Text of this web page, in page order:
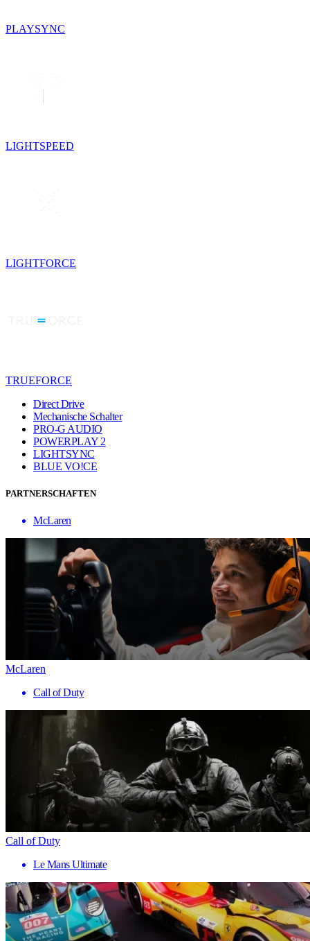
PLAYSYNC
LIGHTSPEED
LIGHTFORCE
TRUEFORCE
Direct Drive
Mechanische Schalter
PRO-G AUDIO
POWERPLAY 2
LIGHTSYNC
BLUE VO!CE
PARTNERSCHAFTEN
McLaren
McLaren
Call of Duty
Call of Duty
Le Mans Ultimate